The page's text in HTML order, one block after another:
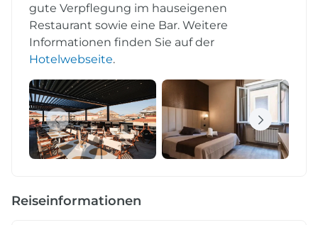
gute Verpflegung im hauseigenen
Restaurant sowie eine Bar. Weitere
Informationen finden Sie auf der
Hotelwebseite.
Reiseinformationen